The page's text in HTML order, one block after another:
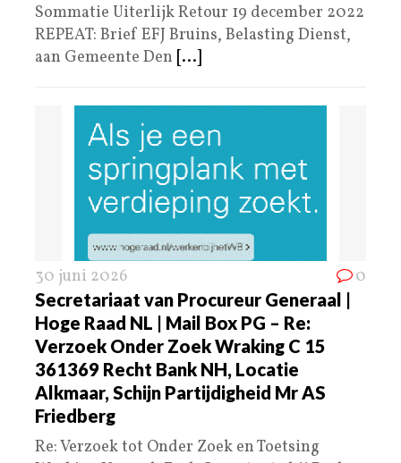
Sommatie Uiterlijk Retour 19 december 2022
REPEAT: Brief EFJ Bruins, Belasting Dienst,
aan Gemeente Den [...]
30 juni 2026 0
Secretariaat van Procureur Generaal |
Hoge Raad NL | Mail Box PG – Re:
Verzoek Onder Zoek Wraking C 15
361369 Recht Bank NH, Locatie
Alkmaar, Schijn Partijdigheid Mr AS
Friedberg
Re: Verzoek tot Onder Zoek en Toetsing